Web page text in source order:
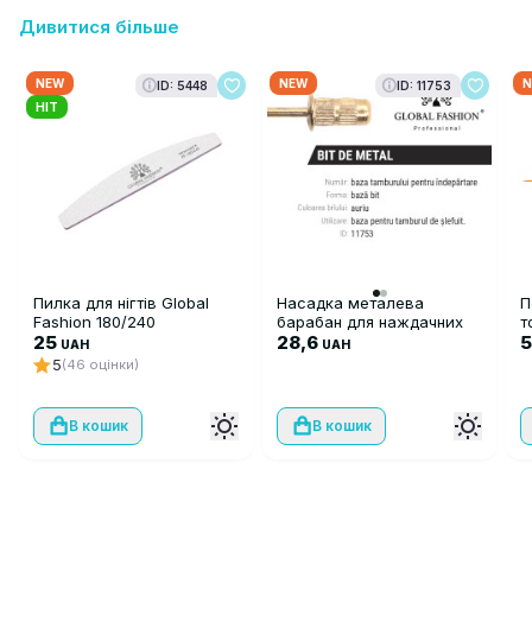
Дивитися більше
NEW
HIT
ID: 5448
Пилка для нігтів Global
Fashion 180/240
25 UAH
5(46 оцінки)
В кошик
NEW ID: 11753
Насадка металева
барабан для наждачних
циліндрів 7 мм
28,6 UAH
В кошик